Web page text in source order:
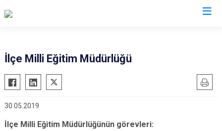
Gebze
Gölcük
Kandıra
Karamürsel
Dilovası
İlçe Milli Eğitim Müdürlüğü
30.05.2019
İlçe Milli Eğitim Müdürlüğünün görevleri: